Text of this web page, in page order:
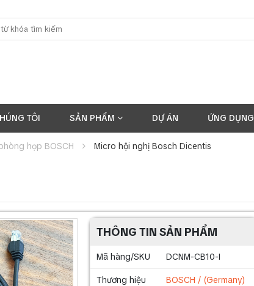
TÔI SẢN PHẨM DỰ ÁN ỨNG DỤNG
họp BOSCH Micro hội nghị Bosch Dicentis
THÔNG TIN SẢN PHẨM
Mã hàng/SKU DCNM-CB10-I
Thương hiệu BOSCH / (Germany)